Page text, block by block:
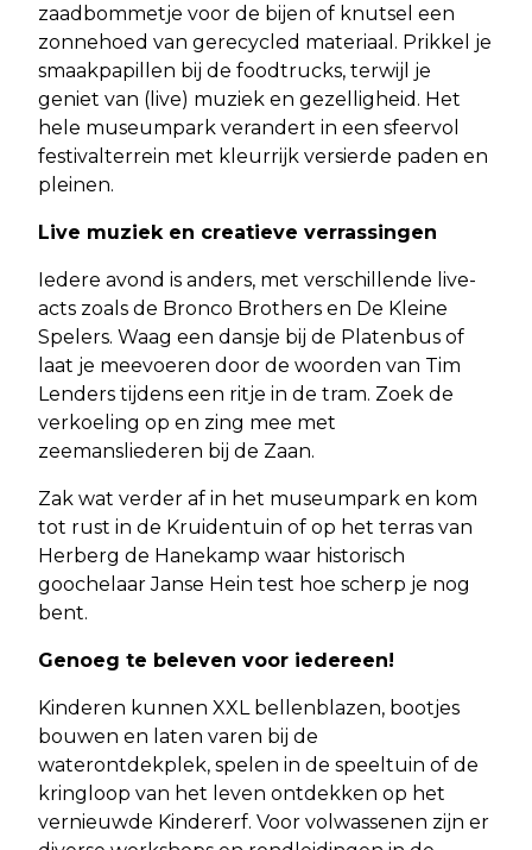
zaadbommetje voor de bijen of knutsel een
zonnehoed van gerecycled materiaal. Prikkel je
smaakpapillen bij de foodtrucks, terwijl je
geniet van (live) muziek en gezelligheid. Het
hele museumpark verandert in een sfeervol
festivalterrein met kleurrijk versierde paden en
pleinen.
Live muziek en creatieve verrassingen
Iedere avond is anders, met verschillende live-
acts zoals de Bronco Brothers en De Kleine
Spelers. Waag een dansje bij de Platenbus of
laat je meevoeren door de woorden van Tim
Lenders tijdens een ritje in de tram. Zoek de
verkoeling op en zing mee met
zeemansliederen bij de Zaan.
Zak wat verder af in het museumpark en kom
tot rust in de Kruidentuin of op het terras van
Herberg de Hanekamp waar historisch
goochelaar Janse Hein test hoe scherp je nog
bent.
Genoeg te beleven voor iedereen!
Kinderen kunnen XXL bellenblazen, bootjes
bouwen en laten varen bij de
waterontdekplek, spelen in de speeltuin of de
kringloop van het leven ontdekken op het
vernieuwde Kindererf. Voor volwassenen zijn er